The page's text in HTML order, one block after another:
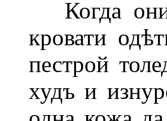
Когда они
кровати
пестрой
худъ и